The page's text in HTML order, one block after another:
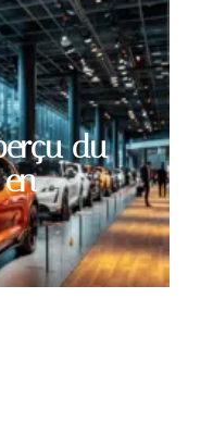
du